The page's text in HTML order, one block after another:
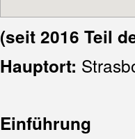
(seit 2016 Teil
Hauptort:
Einführung